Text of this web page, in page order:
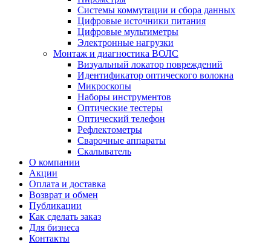
Системы коммутации и сбора данных
Цифровые источники питания
Цифровые мультиметры
Электронные нагрузки
Монтаж и диагностика ВОЛС
Визуальный локатор повреждений
Идентификатор оптического волокна
Микроскопы
Наборы инструментов
Оптические тестеры
Оптический телефон
Рефлектометры
Сварочные аппараты
Скалыватель
О компании
Акции
Оплата и доставка
Возврат и обмен
Публикации
Как сделать заказ
Для бизнеса
Контакты